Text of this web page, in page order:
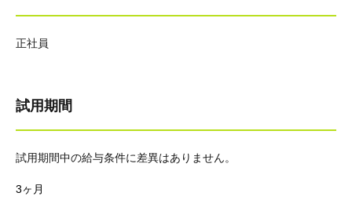
正社員
試用期間
試用期間中の給与条件に差異はありません。
3ヶ月